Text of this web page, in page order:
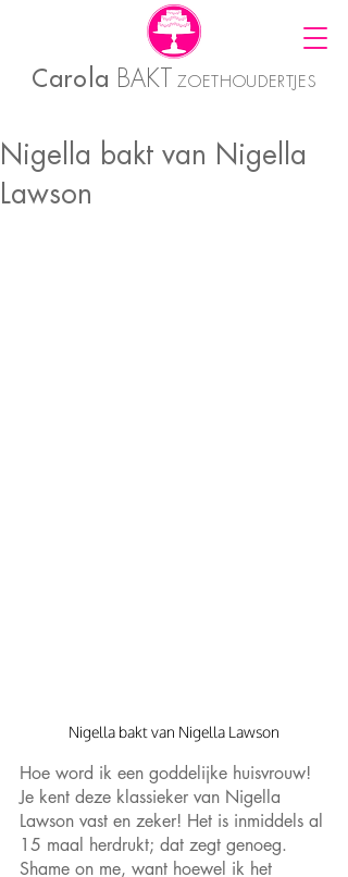
Carola BAKT ZOETHOUDERTJES
Nigella bakt van Nigella
Lawson
Nigella bakt van Nigella Lawson
Hoe word ik een goddelijke huisvrouw!
Je kent deze klassieker van Nigella
Lawson vast en zeker! Het is inmiddels al
15 maal herdrukt; dat zegt genoeg.
Shame on me, want hoewel ik het